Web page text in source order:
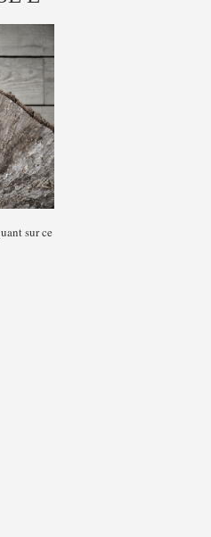
sur ce